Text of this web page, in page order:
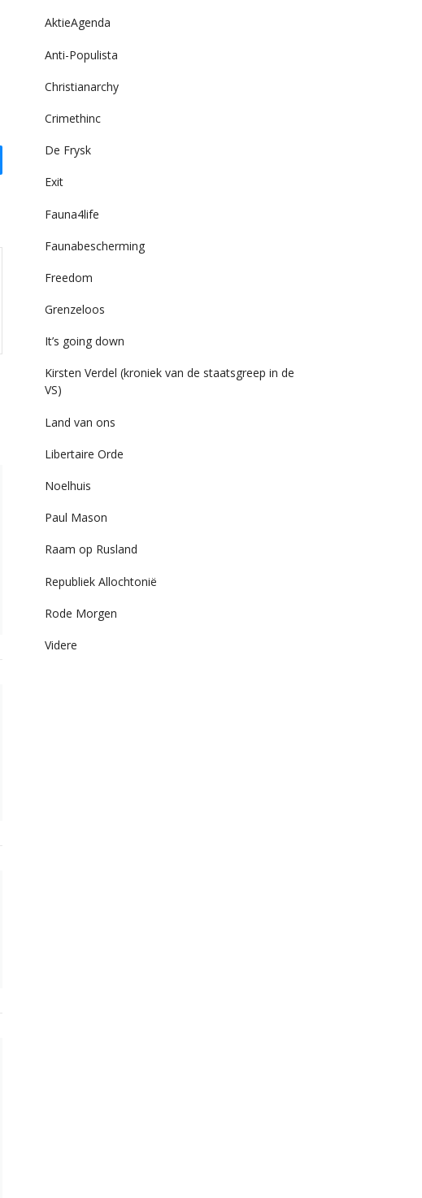
AktieAgenda
Anti-Populista
Christianarchy
Crimethinc
De Frysk
Exit
Fauna4life
Faunabescherming
Freedom
Grenzeloos
It’s going down
Kirsten Verdel (kroniek van de staatsgreep in de
VS)
Land van ons
Libertaire Orde
Noelhuis
Paul Mason
Raam op Rusland
Republiek Allochtonië
Rode Morgen
Videre